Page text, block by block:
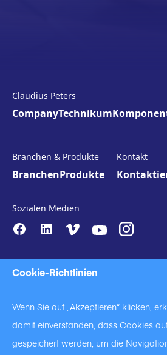
Cookie-Richtlinien
Wenn Sie auf „Akzeptieren“ klicken,
damit einverstanden, dass Cookies
gespeichert werden, um die
Claudius Peters
CompanyTechnikum
Branchen & Produkte
BranchenProdukte
Kontakt
Sozialen Medien
Anti-Slavery Impressum